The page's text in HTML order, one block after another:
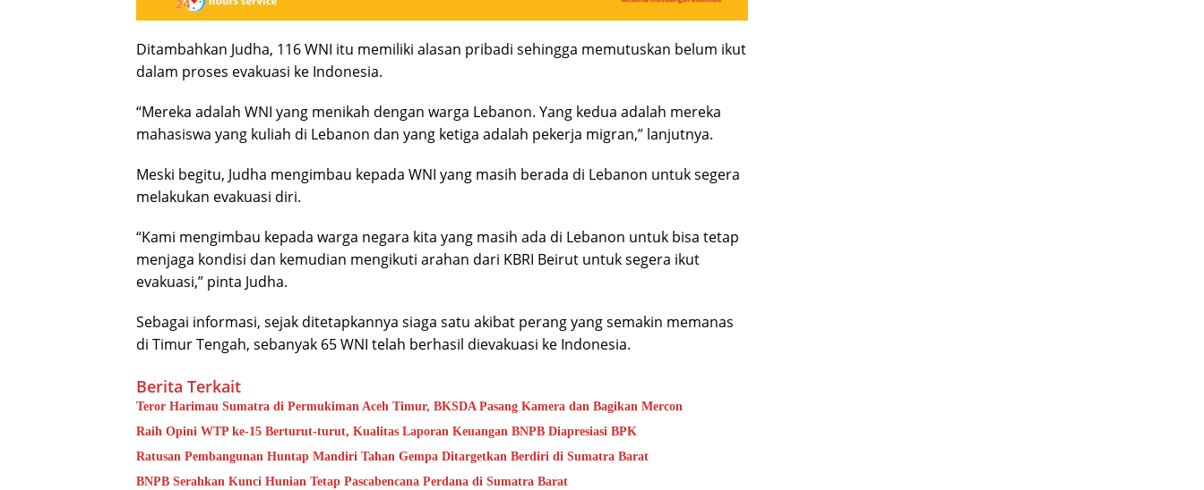
Ditambahkan Judha, 116 WNI itu memiliki alasan pribadi sehingga memutuskan belum ikut
dalam proses evakuasi ke Indonesia.
“Mereka adalah WNI yang menikah dengan warga Lebanon. Yang kedua adalah mereka
mahasiswa yang kuliah di Lebanon dan yang ketiga adalah pekerja migran,” lanjutnya.
Meski begitu, Judha mengimbau kepada WNI yang masih berada di Lebanon untuk segera
melakukan evakuasi diri.
“Kami mengimbau kepada warga negara kita yang masih ada di Lebanon untuk bisa tetap
menjaga kondisi dan kemudian mengikuti arahan dari KBRI Beirut untuk segera ikut
evakuasi,” pinta Judha.
Sebagai informasi, sejak ditetapkannya siaga satu akibat perang yang semakin memanas
di Timur Tengah, sebanyak 65 WNI telah berhasil dievakuasi ke Indonesia.
Berita Terkait
Teror Harimau Sumatra di Permukiman Aceh Timur, BKSDA Pasang Kamera dan Bagikan Mercon
Raih Opini WTP ke-15 Berturut-turut, Kualitas Laporan Keuangan BNPB Diapresiasi BPK
Ratusan Pembangunan Huntap Mandiri Tahan Gempa Ditargetkan Berdiri di Sumatra Barat
BNPB Serahkan Kunci Hunian Tetap Pascabencana Perdana di Sumatra Barat